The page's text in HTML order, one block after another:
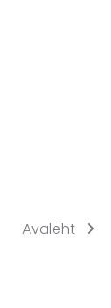
Avaleht